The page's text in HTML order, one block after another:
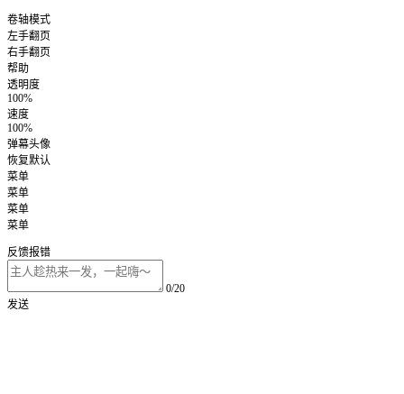
卷轴模式
左手翻页
右手翻页
帮助
透明度
100%
速度
100%
弹幕头像
恢复默认
菜单
菜单
菜单
菜单
反馈报错
0/20
发送